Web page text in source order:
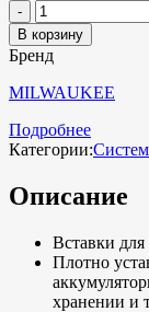
В корзину
Бренд
MILWAUKEE
Подробнее
Категории:
Описание
Вставки
Плотно
хранении и